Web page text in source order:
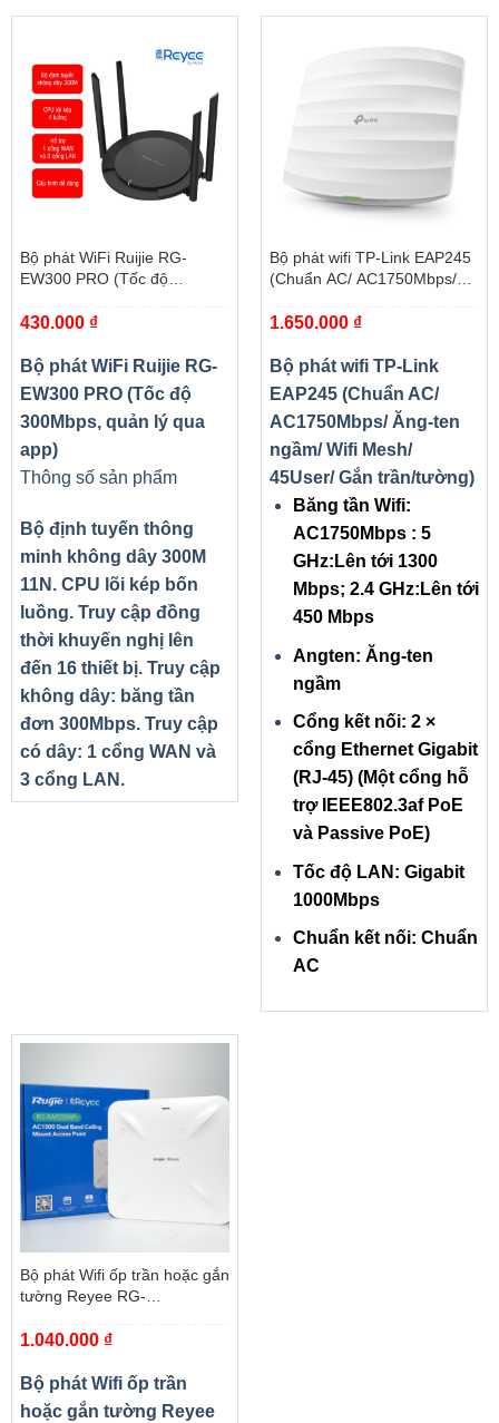
Bộ phát WiFi Ruijie RG-
EW300 PRO (Tốc độ
430.000 ₫
Bộ phát WiFi Ruijie RG-
EW300 PRO (Tốc độ
300Mbps, quản lý qua
app)
Thông số sản phẩm
Bộ định tuyến thông
minh không dây 300M
11N. CPU lõi kép bốn
luồng. Truy cập đồng
thời khuyến nghị lên
đến 16 thiết bị. Truy cập
không dây: băng tần
đơn 300Mbps. Truy cập
có dây: 1 cổng WAN và
3 cổng LAN.
Bộ phát wifi TP-Link EAP245
(Chuẩn AC/ AC1750Mbps/
45User/ Gắn trần/tường)
1.650.000 ₫
Bộ phát wifi TP-Link
EAP245 (Chuẩn AC/
AC1750Mbps/ Ăng-ten
ngầm/ Wifi Mesh/
45User/ Gắn trần/tường)
Băng tần Wifi:
AC1750Mbps : 5
GHz:Lên tới 1300
Mbps; 2.4 GHz:Lên tới
450 Mbps
Angten: Ăng-ten
ngầm
Cổng kết nối: 2 ×
cổng Ethernet Gigabit
(RJ-45) (Một cổng hỗ
trợ IEEE802.3af PoE
và Passive PoE)
Tốc độ LAN: Gigabit
1000Mbps
Chuẩn kết nối: Chuẩn
AC
Bộ phát Wifi ốp trần hoặc gắn
tường Reyee RG-
1.040.000 ₫
Bộ phát Wifi ốp trần
hoặc gắn tường Reyee